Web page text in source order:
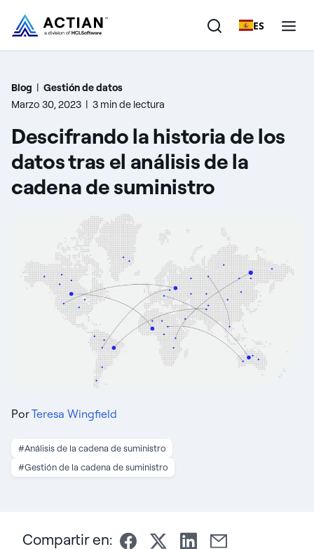
ES
Productos
Clientes
Empresa
Blog | Gestión de datos
Marzo 30, 2023 | 3 min de lectura
Descifrando la historia de los
datos tras el análisis de la
cadena de suministro
PorTeresa Wingfield
#Análisis de la cadena de suministro
#Gestión de la cadena de suministro
Compartir en: